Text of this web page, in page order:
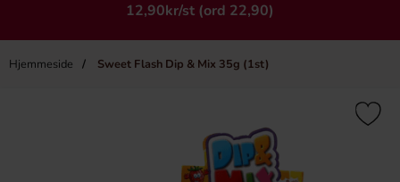
12,90kr/st (ord 22,90)
Hjemmeside Sweet Flash Dip & Mix 35g (1st)
Heading
×